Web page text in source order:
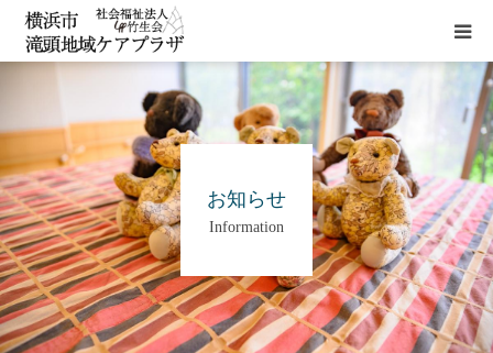
お知らせ
Information
施設概要
サービス
貸室